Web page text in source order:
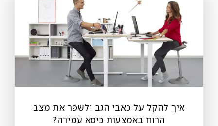
איך להקל על כאבי הגב ולשפר את מצב
הרוח באמצעות כיסא עמידה?